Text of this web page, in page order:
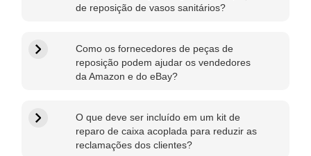
Português
بالعربية
中文
هَوُسَ
de reposição de vasos sanitários?
Como os fornecedores de peças de
reposição podem ajudar os vendedores
da Amazon e do eBay?
O que deve ser incluído em um kit de
reparo de caixa acoplada para reduzir as
reclamações dos clientes?